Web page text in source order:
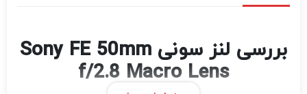
بررسی لنز سونی Sony FE 50mm
f/2.8 Macro Lens